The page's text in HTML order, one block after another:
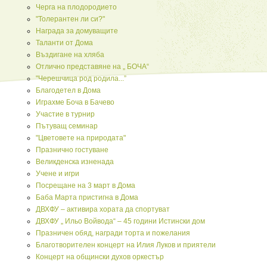
Черга на плодородието
"Толерантен ли си?"
Награда за домуващите
Таланти от Дома
Въздигане на хляба
Отлично представяне на „ БОЧА“
"Черешчица род родила...”
Благодетел в Дома
Играхме Боча в Бачево
Участие в турнир
Пътуващ семинар
"Цветовете на природата"
Празнично гостуване
Великденска изненада
Учене и игри
Посрещане на 3 март в Дома
Баба Марта пристигна в Дома
ДВХФУ – активира хората да спортуват
ДВХФУ „ Ильо Войвода“ – 45 години Истински дом
Празничен обяд, награди торта и пожелания
Благотворителен концерт на Илия Луков и приятели
Концерт на общински духов оркестър